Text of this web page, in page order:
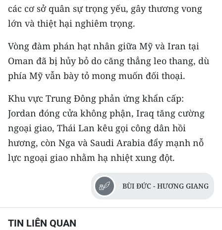
BẠN ĐỌC
TRI THỨC CHUYÊN SÂU
54 DÂN TỘC VIỆT NAM
CHƯƠNG TRÌNH OCOP - MỖI XÃ
MỘT SẢN PHẨM
RADIO
Video
các cơ sở quân sự trọng yếu, gây thương vong
lớn và thiệt hại nghiêm trọng.
Vòng đàm phán hạt nhân giữa Mỹ và Iran tại
Oman đã bị hủy bỏ do căng thẳng leo thang, dù
phía Mỹ vẫn bày tỏ mong muốn đối thoại.
Khu vực Trung Đông phản ứng khẩn cấp:
Jordan đóng cửa không phận, Iraq tăng cường
ngoại giao, Thái Lan kêu gọi công dân hồi
hương, còn Nga và Saudi Arabia đẩy mạnh nỗ
lực ngoại giao nhằm hạ nhiệt xung đột.
BÙI ĐỨC - HƯƠNG GIANG
TIN LIÊN QUAN